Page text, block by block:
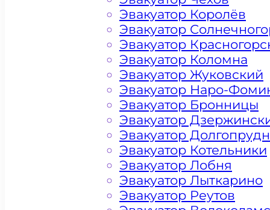
Цена от 4500 рублей
+ 100 РУБЛЕЙ ЗА КИЛОМЕТР
Эвакуатор Королёв
Эвакуатор
Эвакуатор
Эвакуатор Коломна
Эвакуатор Жуковский
Эвакуатор Наро-
Эвакуатор Бронницы
Эвакуатор
Эвакуатор
Эвакуатор Котельники
Эвакуатор Лобня
Эвакуатор Лыткарино
Эвакуатор Реутов